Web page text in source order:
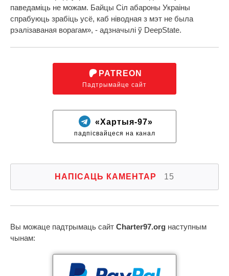
паведаміць не можам. Байцы Сіл абароны Украіны
спрабуюць зрабіць усё, каб ніводная з мэт не была
рэалізаваная ворагам», - адзначылі ў DeepState.
PATREON
Падтрымайце сайт
«Хартыя-97»
падпісвайцеся на канал
НАПІСАЦЬ КАМЕНТАР 15
Вы можаце падтрымаць сайт Charter97.org наступным
чынам: